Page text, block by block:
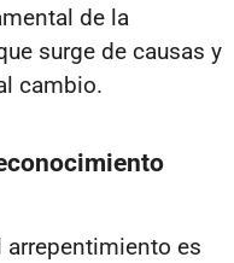
de la
surge de causas y
cambio.
arrepentimiento es